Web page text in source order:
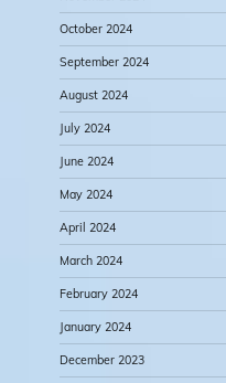
October 2024
September 2024
August 2024
July 2024
June 2024
May 2024
April 2024
March 2024
February 2024
January 2024
December 2023